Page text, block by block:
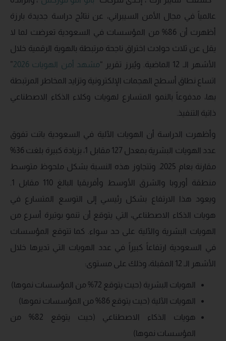
عالمياً في مجال الأمن السيبراني، عن نتائج دراسة جديدة بارزة
أظهرت أن 86% من المؤسسات في السعودية تعرضت لما لا
يقل عن ثلاث حوادث اختراق ناجحة مرتبطة بالهوية الرقمية خلال
الأشهر الـ 12 الماضية. ويُبرز تقرير “
مشهد أمن الهويات 2026
”
اتساع نطاق أسطح الهجمات الإلكترونية وتزايد المخاطر المرتبطة
بها، مدفوعاً بالنمو المتسارع لهويات وكلاء الذكاء الاصطناعي
ذاتية التنفيذ.
وأظهرت الدراسة أن الهويات الآلية في السعودية باتت تفوق
عدد الهويات البشرية بمعدل 127 مقابل 1، بزيادة كبيرة بلغت 36%
مقارنة بعام 2025. وتتجاوز هذه النسبة بشكل ملحوظ متوسط
ويعود هذا الارتفاع بشكل رئيسي إلى التوسع المتسارع في
هويات الذكاء الاصطناعي، التي يتوقع أن تنمو بوتيرة أسرع من
الهويات البشرية والآلية على حد سواء. كما تتوقع المؤسسات
في السعودية ارتفاعاً كبيراً في عدد الهويات التي تديرها خلال
الأشهر الـ 12 المقبلة، وذلك على مستوى:
الهويات البشرية (حيث يتوقع 72% من المؤسسات نموها)
الهويات الآلية (حيث يتوقع 86% من المؤسسات نموها)
هويات الذكاء الاصطناعي (حيث يتوقع 82% من
المؤسسات نموها)